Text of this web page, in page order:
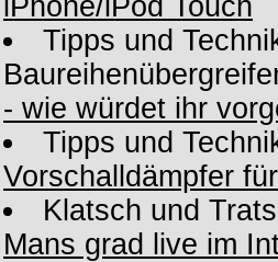
iPhone/iPod Touch
Tipps und
- wie würdet ihr
Tipps und
Vorschalldämpfer
Klatsch und
Mans grad live im